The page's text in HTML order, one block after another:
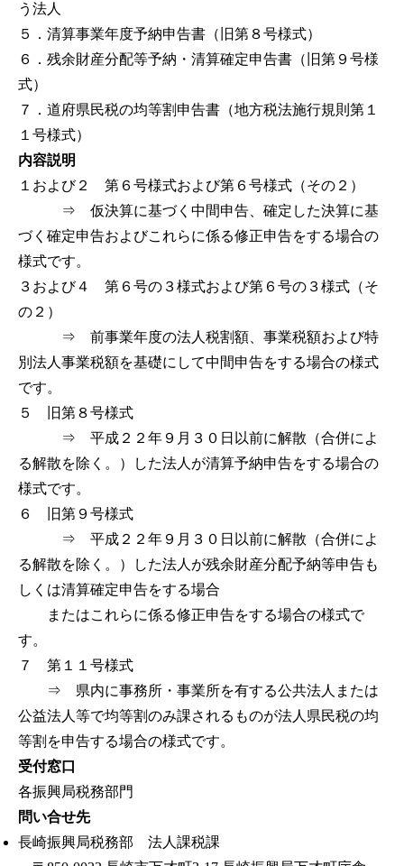
う法人
５．清算事業年度予納申告書（旧第８号様式）
６．残余財産分配等予納・清算確定申告書（旧第９号様
式）
７．道府県民税の均等割申告書（地方税法施行規則第１
１号様式）
内容説明
１および２ 第６号様式および第６号様式（その２）
⇒ 仮決算に基づく中間申告、確定した決算に基
づく確定申告およびこれらに係る修正申告をする場合の
様式です。
３および４ 第６号の３様式および第６号の３様式（そ
の２）
⇒ 前事業年度の法人税割額、事業税額および特
別法人事業税額を基礎にして中間申告をする場合の様式
です。
５ 旧第８号様式
⇒ 平成２２年９月３０日以前に解散（合併によ
る解散を除く。）した法人が清算予納申告をする場合の
様式です。
６ 旧第９号様式
⇒ 平成２２年９月３０日以前に解散（合併によ
る解散を除く。）した法人が残余財産分配予納等申告も
しくは清算確定申告をする場合
またはこれらに係る修正申告をする場合の様式で
す。
７ 第１１号様式
⇒ 県内に事務所・事業所を有する公共法人または
公益法人等で均等割のみ課されるものが法人県民税の均
等割を申告する場合の様式です。
受付窓口
各振興局税務部門
問い合せ先
長崎振興局税務部 法人課税課